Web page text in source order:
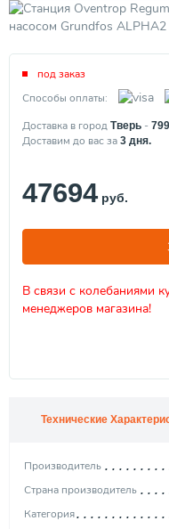
под заказ
Способы оплаты:
Доставка в город Тверь - 799
Доставим до вас за 3 дня.
47694 руб.
В связи с колебаниями
менеджеров магазина!
Технические
Производитель
Страна производитель
Категория